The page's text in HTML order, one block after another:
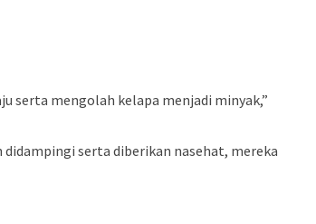
serta mengolah kelapa menjadi minyak,”
serta diberikan nasehat, mereka